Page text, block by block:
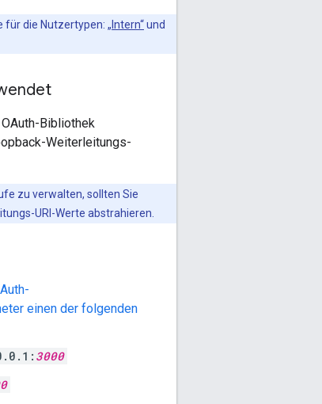
für die Nutzertypen: „Intern“und
Bibliothek
Weiterleitungs-
zu verwalten, sollten Sie
URI-Werte abstrahieren.
einen der folgenden
3000